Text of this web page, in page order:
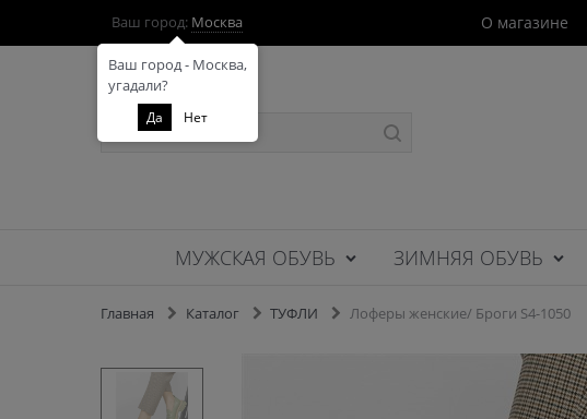
Ваш город: Москва О магазине
МУЖСКАЯ ОБУВЬ ЗИМНЯЯ ОБУВЬ
Главная Каталог ТУФЛИ Лоферы женские/ Броги S4-1050
Ваш город - Москва,
угадали?
Да Нет